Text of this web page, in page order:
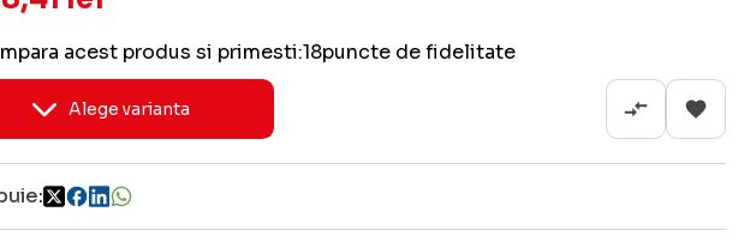
acest produs si primesti:18puncte de fidelitate
Alege varianta